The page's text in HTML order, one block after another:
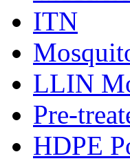
ITN
LLIN
Pre-
HDPE